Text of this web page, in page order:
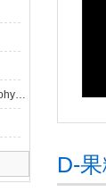
蛋白质、碳水化合物（Carbohydrat）
D-